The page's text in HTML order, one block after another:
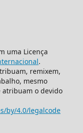
uma Licença
.
remixem,
mesmo
atribuam o devido
by/4.0/legalcode